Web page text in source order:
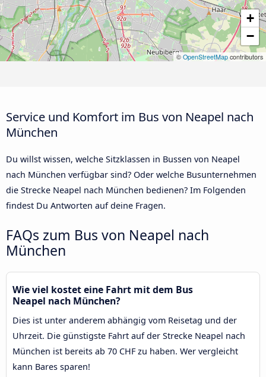
+
−
© OpenStreetMap contributors
Service und Komfort im Bus von Neapel nach
München
Du willst wissen, welche Sitzklassen in Bussen von Neapel
nach München verfügbar sind? Oder welche Busunternehmen
die Strecke Neapel nach München bedienen? Im Folgenden
findest Du Antworten auf deine Fragen.
FAQs zum Bus von Neapel nach
München
Wie viel kostet eine Fahrt mit dem Bus
Neapel nach München?
Dies ist unter anderem abhängig vom Reisetag und der
Uhrzeit. Die günstigste Fahrt auf der Strecke Neapel nach
München ist bereits ab 70 CHF zu haben. Wer vergleicht
kann Bares sparen!